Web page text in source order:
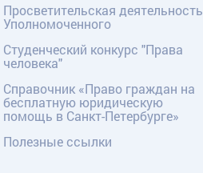
Просветительская деятельность
Уполномоченного
Студенческий конкурс "Права
человека"
Справочник «Право граждан на
бесплатную юридическую
помощь в Санкт-Петербурге»
Полезные ссылки